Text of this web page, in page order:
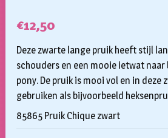
€12,50
Deze zwarte lange pruik heeft stijl
schouders en een mooie ietwat
pony. De pruik is mooi vol en in deze
gebruiken als bijvoorbeeld
85865 Pruik Chique zwart